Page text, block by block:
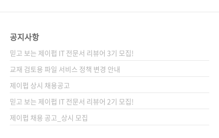
원문 게시일: 2010년 3월 5일 저자: Marty
Cagan 작성자: 배장열
===============================..
공지사항
믿고 보는 제이펍 IT 전문서 리뷰어 3기 모집!
교재 검토용 파일 서비스 정책 변경 안내
제이펍 상시 채용공고
믿고 보는 제이펍 IT 전문서 리뷰어 2기 모집!
제이펍 채용 공고_상시 모집